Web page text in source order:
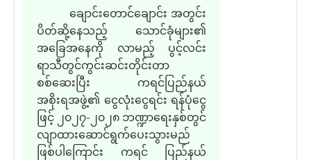
ချောင်းတောင်ချောင်း အတွင်း
ပိတ်ဆို့နေသည့် သောင်ခုံများ၏
အခြေအနေကို လာမည့် ပွင့်လင်း
ရာသီတွင်ကွင်းဆင်းတိုင်းတာ
စစ်ဆေးပြီး ကရင်ပြည်နယ်
အစိုးရအဖွဲ့၏ ငွေလုံးငွေရင်း ရန်ပုံငွေ
ဖြင့် ၂၀၂၇- ၂၀၂၈ ဘဏ္ဍာရေးနှစ်တွင်
လျာထားဆောင်ရွက်ပေးသွားမည်
ဖြစ်ပါကြောင်း ကရင် ပြည်နယ်